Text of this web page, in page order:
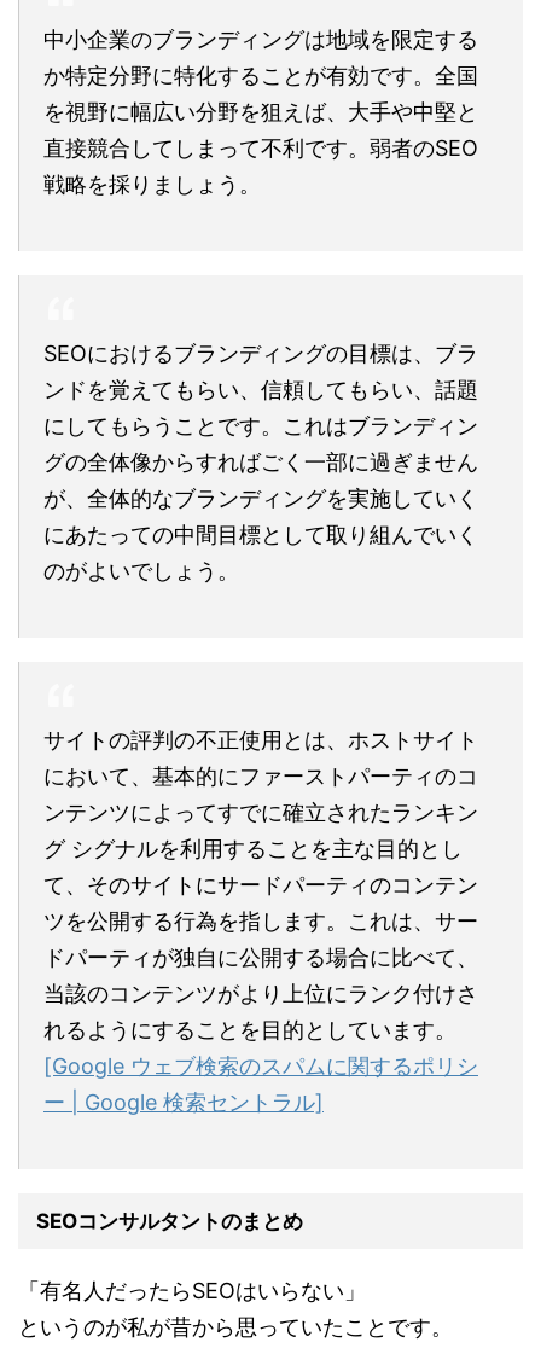
中小企業のブランディングは地域を限定する
か特定分野に特化することが有効です。全国
を視野に幅広い分野を狙えば、大手や中堅と
直接競合してしまって不利です。弱者のSEO
戦略を採りましょう。
SEOにおけるブランディングの目標は、ブラ
ンドを覚えてもらい、信頼してもらい、話題
にしてもらうことです。これはブランディン
グの全体像からすればごく一部に過ぎません
が、全体的なブランディングを実施していく
にあたっての中間目標として取り組んでいく
のがよいでしょう。
サイトの評判の不正使用とは、ホストサイト
において、基本的にファーストパーティのコ
ンテンツによってすでに確立されたランキン
グ シグナルを利用することを主な目的とし
て、そのサイトにサードパーティのコンテン
ツを公開する行為を指します。これは、サー
ドパーティが独自に公開する場合に比べて、
当該のコンテンツがより上位にランク付けさ
れるようにすることを目的としています。
[Google ウェブ検索のスパムに関するポリシ
ー | Google 検索セントラル]
SEOコンサルタントのまとめ
「有名人だったらSEOはいらない」
というのが私が昔から思っていたことです。